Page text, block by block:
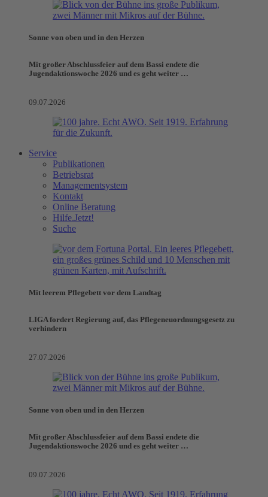
Sonne von oben und in den Herzen
Mit großer Abschlussfeier auf dem Bassi endete die
Jugendaktionswoche 2026 und es geht weiter …
09.07.2026
Service
Publikationen
Betriebsrat
Managementsystem
Kontakt
Online Beratung
Hilfe.Jetzt!
Suche
Mit leerem Pflegebett vor dem Landtag
LIGA fordert Regierung auf, das Pflegeneuordnungsgesetz zu
verhindern
27.07.2026
Sonne von oben und in den Herzen
Mit großer Abschlussfeier auf dem Bassi endete die
Jugendaktionswoche 2026 und es geht weiter …
09.07.2026